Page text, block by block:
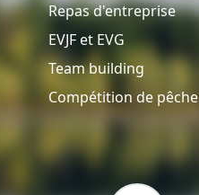
Repas d'entreprise
EVJF et EVG
Team building
Compétition de pêche